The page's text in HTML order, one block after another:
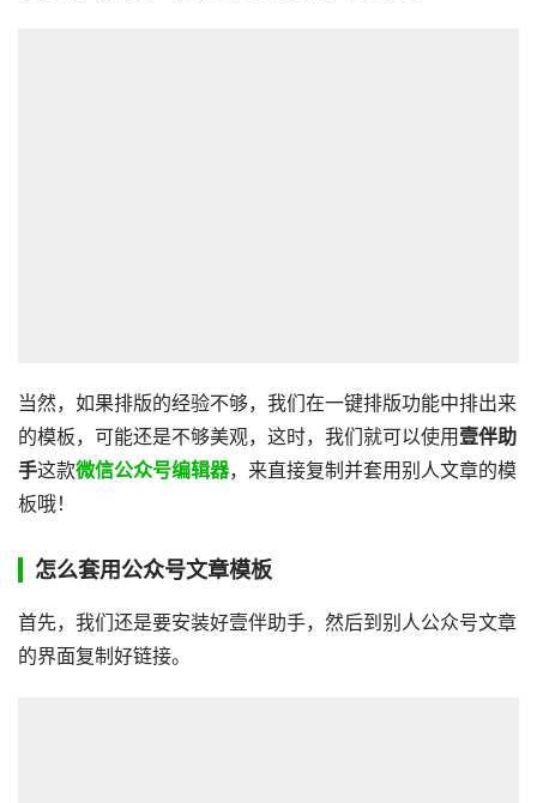
当然，如果排版的经验不够，我们在一键排版功能中排出来
的模板，可能还是不够美观，这时，我们就可以使用 壹伴助
手这款微信公众号编辑器，来直接复制并套用别人文章的模
板哦！
怎么套用公众号文章模板
首先，我们还是要安装好壹伴助手，然后到别人公众号文章
的界面复制好链接。